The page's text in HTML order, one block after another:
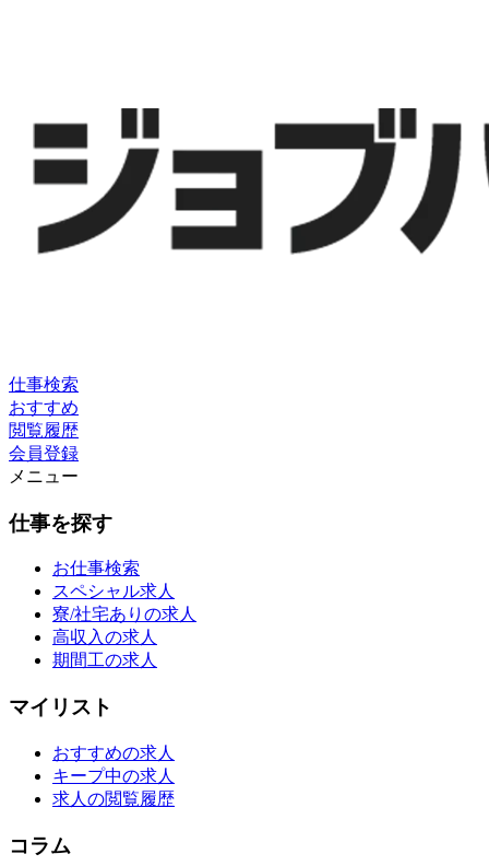
仕事検索
おすすめ
閲覧履歴
会員登録
メニュー
仕事を探す
お仕事検索
スペシャル求人
寮/社宅ありの求人
高収入の求人
期間工の求人
マイリスト
おすすめの求人
キープ中の求人
求人の閲覧履歴
コラム